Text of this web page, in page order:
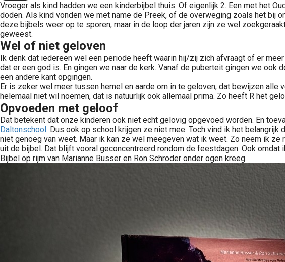
Vroeger als kind hadden we een kinderbijbel thuis. Of eigenlijk 2. Een met het
doden. Als kind vonden we met name de Preek, of de overweging zoals het bij
deze bijbels weer op te sporen, maar in de loop der jaren zijn ze wel
geweest.
Wel of niet geloven
Ik denk dat iedereen wel een periode heeft waarin hij/zij zich afvraagt of er
dat er een god is. En gingen we naar de kerk. Vanaf de puberteit gingen we
een andere kant opgingen.
Er is zeker wel meer tussen hemel en aarde om in te geloven, dat bewijzen
helemaal niet wil noemen, dat is natuurlijk ook allemaal prima. Zo heeft R het
Opvoeden met geloof
Dat betekent dat onze kinderen ook niet echt gelovig opgevoed worden. En
Daltonschool. Dus ook op school krijgen ze niet mee. Toch vind ik het
niet genoeg van weet. Maar ik kan ze wel meegeven wat ik weet. Zo neem ik
uit de bijbel. Dat blijft vooral geconcentreerd rondom de feestdagen. Ook
Bijbel op rijm van Marianne Busser en Ron Schroder onder ogen kreeg.